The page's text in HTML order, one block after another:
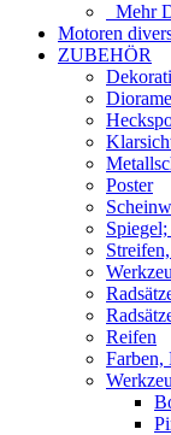
Mehr
Motoren
ZUBEHÖR
Poster
Reifen
Farben,